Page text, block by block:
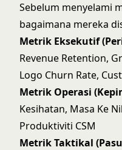
Sebelum menyelami
bagaimana mereka
Metrik Eksekutif
Revenue Retention,
Logo Churn Rate,
Metrik Operasi
Kesihatan, Masa Ke
Produktiviti CSM
Metrik Taktikal